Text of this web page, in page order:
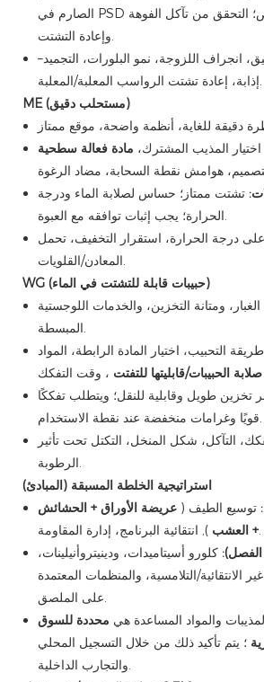
الصارم في PSD وضبط ملف القص؛ التحقق من تآكل الفوهة
وإعادة التشتت.
انجراف اللزوجة، نمو البلورات، التجميد–
إذابة، إعادة تشتت الرواسب المعلبة/المعلبة.
ME (مستحلب دقيق)
اختيار المذيب المشترك،
تشتت ممتاز؛ حساس لصلابة الماء ودرجة
الحرارة؛ يجب إثبات توافقه مع العبوة.
درجة الحرارة، استقرار التخفيف، تحمل
المعادن/القلويات.
WG (حبيبات قابلة للتشتت في الماء)
ومتانة التخزين، والخدمات اللوجستية
المبسطة.
طريقة التحبيب، اختيار المادة الرابطة، المواد
صلابة الحبيبات/قابليتها للتفتت
تخزين طويل وقابلية للنقل؛ ويتطلب تفككًا
قويًا وغرامات منخفضة عند نقطة الاستخدام.
التآكل، شكل المنخل، التكتل تحت تأثير
الرطوبة.
استراتيجية الخلطة المسبقة (المبادئ)
توسيع الطيف (عريضة الأوراق + الحشائش
+ العشب), انتقائية البرنامج، إدارة المقاومة.
كلورو أسيتاميدات، ودينيتروأنيلينات،
الانتقائية/التلامسية، والمنظمات المعتمدة
على الملصق.
والمواد المساعدة هي محددة للسوق
؛ يتم تأكيد ذلك من خلال التسجيل المحلي
والتجارب الداخلية.